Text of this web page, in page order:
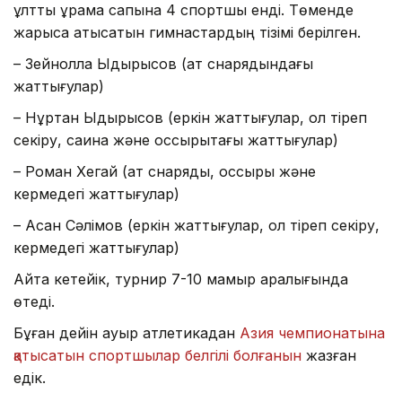
ұлттық құрама сапына 4 спортшы енді. Төменде
жарысқа қатысатын гимнастардың тізімі берілген.
– Зейнолла Ыдырысов (ат снарядындағы
жаттығулар)
– Нұртан Ыдырысов (еркін жаттығулар, қол тіреп
секіру, сақина және қоссырықтағы жаттығулар)
– Роман Хегай (ат снаряды, қоссырық және
кермедегі жаттығулар)
– Асан Сәлімов (еркін жаттығулар, қол тіреп секіру,
кермедегі жаттығулар)
Айта кетейік, турнир 7-10 мамыр аралығында
өтеді.
Бұған дейін ауыр атлетикадан Азия чемпионатына
қатысатын спортшылар белгілі болғанын жазған
едік.